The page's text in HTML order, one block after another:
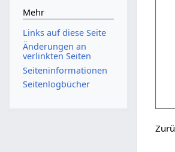
Mehr
Links auf diese Seite
Änderungen an
verlinkten Seiten
Seiten­informationen
Seitenlogbücher